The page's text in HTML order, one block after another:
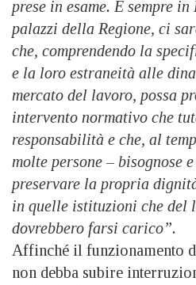
prese in esame. E sempre
palazzi della Regione, ci
che, comprendendo la
e la loro estraneità alle
mercato del lavoro, possa
intervento normativo che
responsabilità e che, al
molte persone – bisognose
preservare la propria
in quelle istituzioni che del
dovrebbero farsi carico”.
Affinché il funzionamento
non debba subire